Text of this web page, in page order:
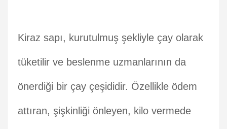
Kiraz sapı, kurutulmuş şekliyle çay olarak
tüketilir ve beslenme uzmanlarının da
önerdiği bir çay çeşididir. Özellikle ödem
attıran, şişkinliği önleyen, kilo vermede